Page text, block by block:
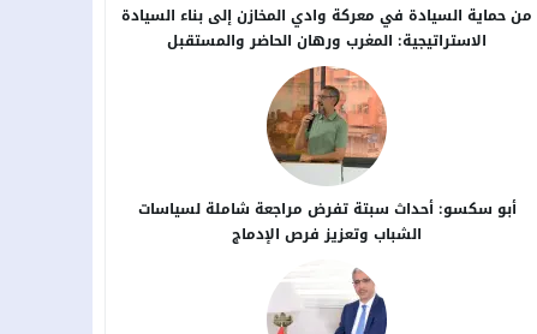
من حماية السيادة في معركة وادي المخازن إلى بناء السيادة
الاستراتيجية: المغرب ورهان الحاضر والمستقبل
أبو سكسو: أحداث سبتة تفرض مراجعة شاملة لسياسات
الشباب وتعزيز فرص الإدماج